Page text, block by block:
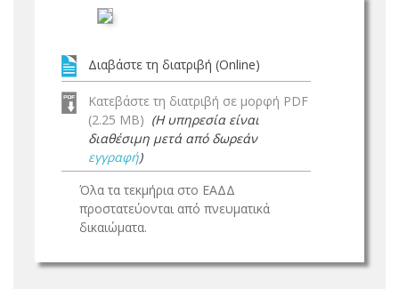
Διαβάστε τη διατριβή (Online)
Κατεβάστε τη διατριβή σε μορφή PDF
(2.25 MB) (Η υπηρεσία είναι
διαθέσιμη μετά από δωρεάν
εγγραφή)
Όλα τα τεκμήρια στο ΕΑΔΔ
προστατεύονται από πνευματικά
δικαιώματα.